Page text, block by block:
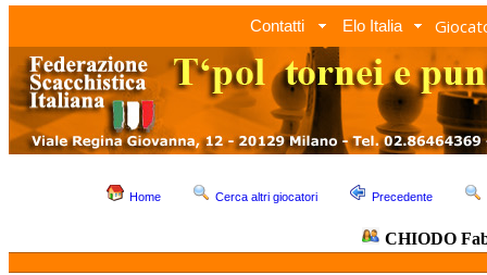
Contatti Elo Italia
Home Cerca altri giocatori Precedente
CHIODO